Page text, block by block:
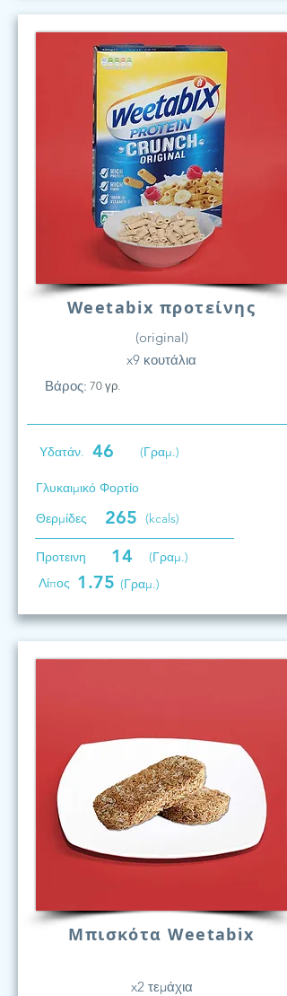
Weetabix προτείνης
(original)
x9 κουτάλια
Βάρος: 70 γρ.
Υδατάν. 46 (Γραμ.)
Γλυκαιμικό Φορτίο
Θερμίδες
265 (kcals)
Προτεινη 14
(Γραμ.)
Λίπος 1.75 (Γραμ.)
Μπισκότα Weetabix
x2 τεμάχια